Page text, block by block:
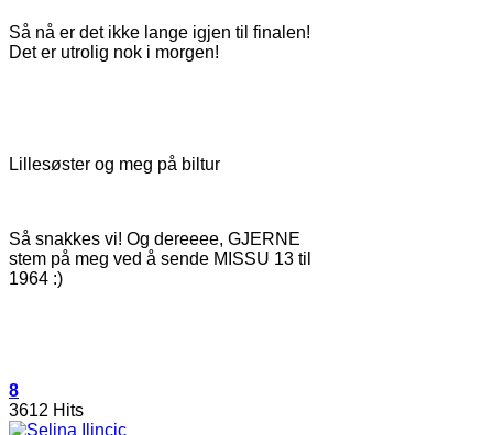
Så nå er det ikke lange igjen til finalen!
Det er utrolig nok i morgen!
Lillesøster og meg på biltur
Så snakkes vi! Og dereeee, GJERNE
stem på meg ved å sende MISSU 13 til
1964 :)
8
3612 Hits